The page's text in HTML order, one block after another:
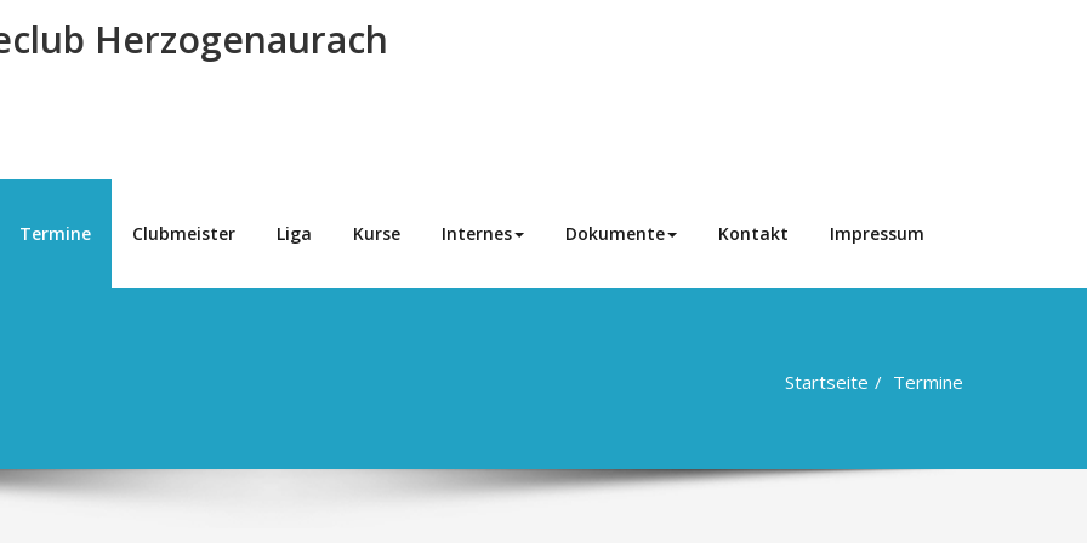
Herzogenaurach
Termine Clubmeister Liga Kurse Internes Dokumente Kontakt Impressum
Startseite Termine